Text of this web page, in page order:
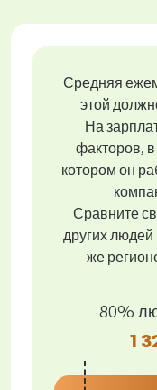
Средняя
этой
На
факторов,
котором он
Сравните
других людей
же
80%
1